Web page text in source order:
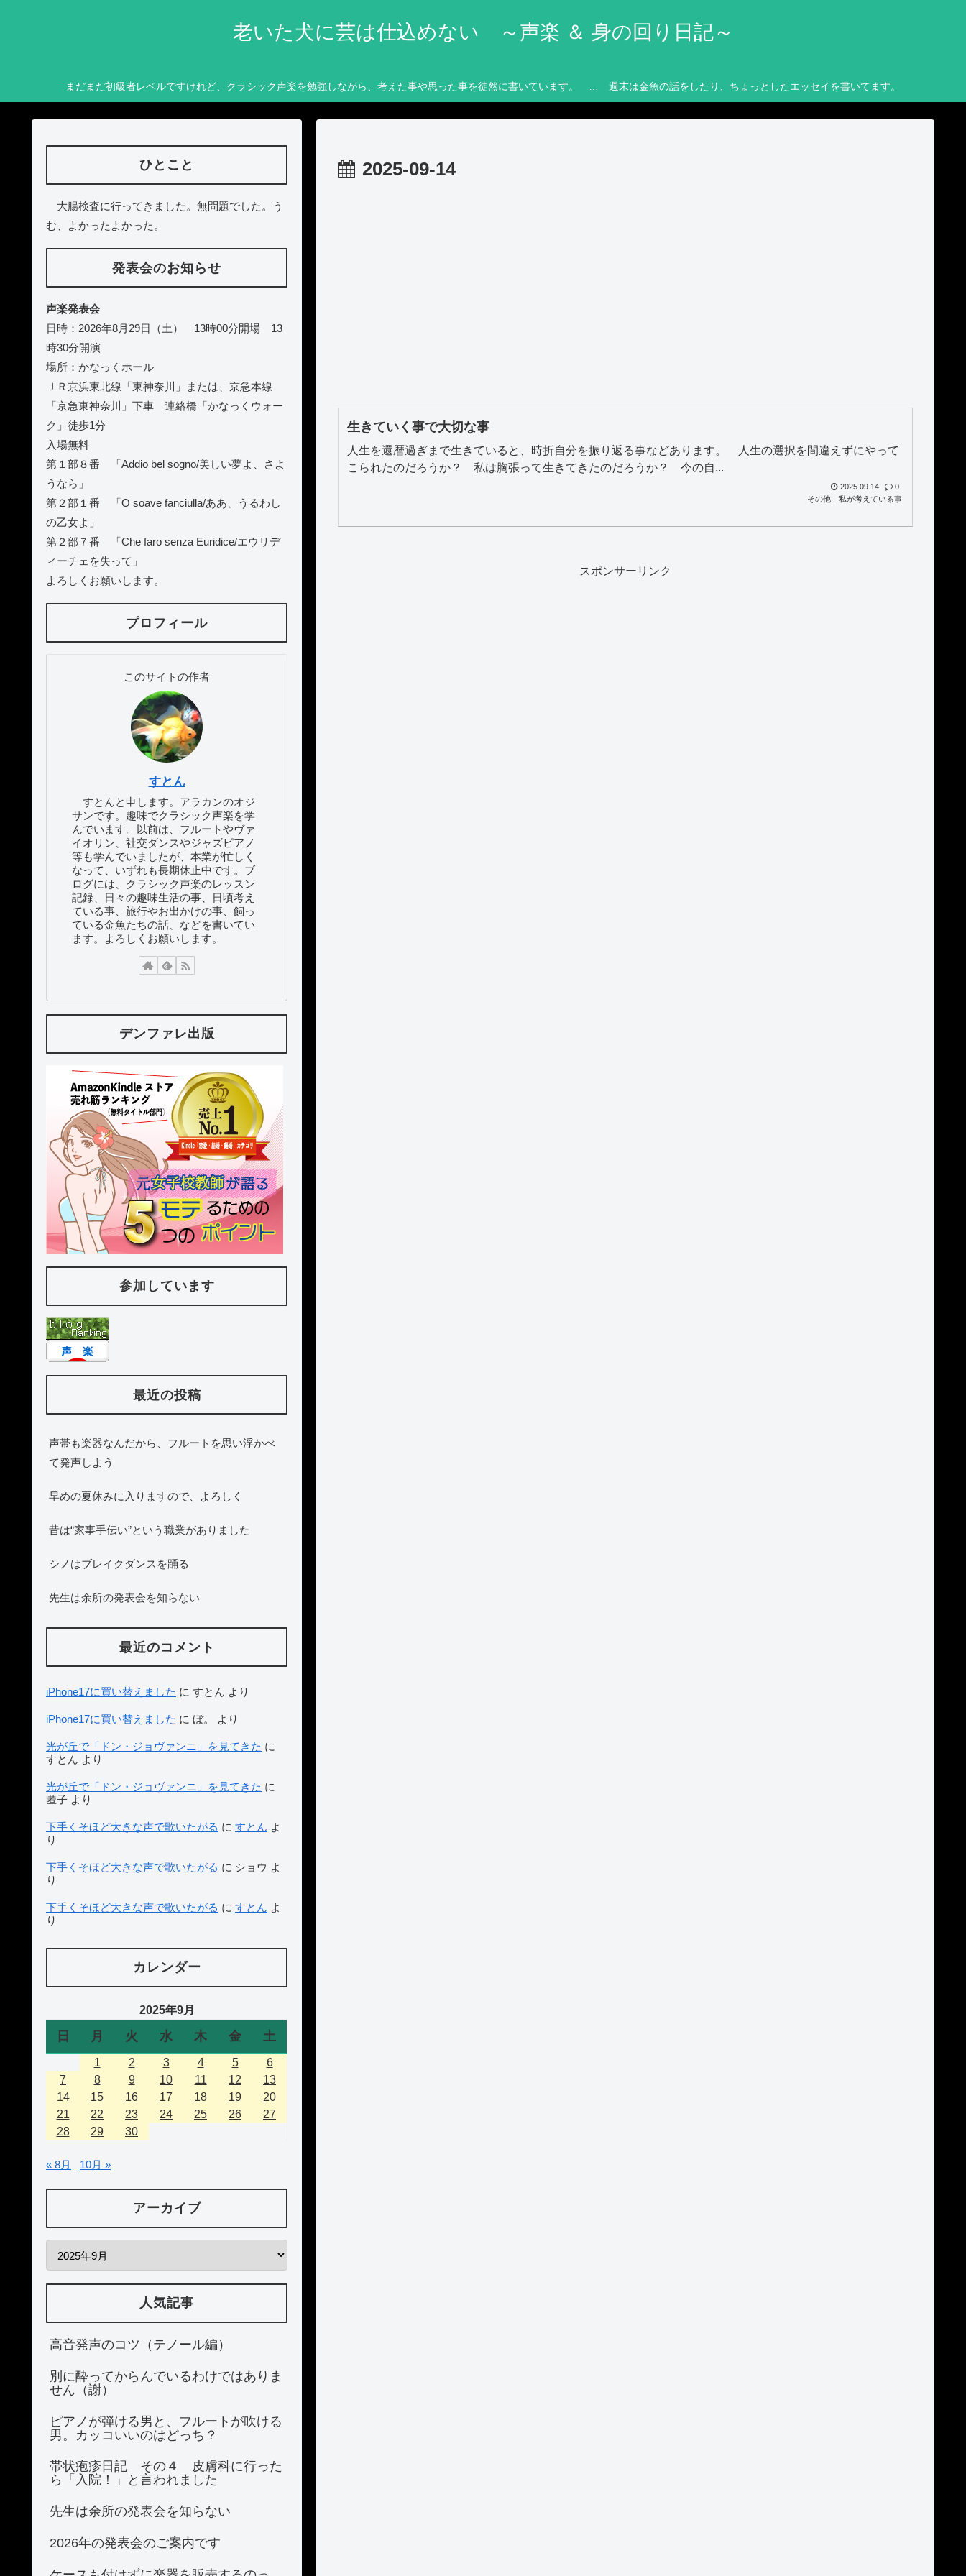
老いた犬に芸は仕込めない ～声楽 ＆ 身の回り日記～
まだまだ初級者レベルですけれど、クラシック声楽を勉強しながら、考えた事や思った事を徒然に書いています。 … 週末は金魚の話をしたり、ちょっとしたエッセイを書いてます。
2025-09-14
生きていく事で大切な事
人生を還暦過ぎまで生きていると、時折自分を振り返る事などあります。 人生の選択を間違えずにやって
こられたのだろうか？ 私は胸張って生きてきたのだろうか？ 今の自...
2025.09.14
0
その他
私が考えている事
スポンサーリンク
ひとこと
大腸検査に行ってきました。無問題でした。う
む、よかったよかった。
発表会のお知らせ
声楽発表会
日時：2026年8月29日（土） 13時00分開場 13
時30分開演
場所：かなっくホール
ＪＲ京浜東北線「東神奈川」または、京急本線
「京急東神奈川」下車 連絡橋「かなっくウォー
ク」徒歩1分
入場無料
第１部８番 「Addio bel sogno/美しい夢よ、さよ
うなら」
第２部１番 「O soave fanciulla/ああ、うるわし
の乙女よ」
第２部７番 「Che faro senza Euridice/エウリデ
ィーチェを失って」
よろしくお願いします。
プロフィール
このサイトの作者
すとん
すとんと申します。アラカンのオジ
サンです。趣味でクラシック声楽を学
んでいます。以前は、フルートやヴァ
イオリン、社交ダンスやジャズピアノ
等も学んでいましたが、本業が忙しく
なって、いずれも長期休止中です。ブ
ログには、クラシック声楽のレッスン
記録、日々の趣味生活の事、日頃考え
ている事、旅行やお出かけの事、飼っ
ている金魚たちの話、などを書いてい
ます。よろしくお願いします。
デンファレ出版
参加しています
最近の投稿
声帯も楽器なんだから、フルートを思い浮かべ
て発声しよう
早めの夏休みに入りますので、よろしく
昔は“家事手伝い”という職業がありました
シノはブレイクダンスを踊る
先生は余所の発表会を知らない
最近のコメント
iPhone17に買い替えました に すとん より
iPhone17に買い替えました に ぼ。 より
光が丘で「ドン・ジョヴァンニ」を見てきた に
すとん より
光が丘で「ドン・ジョヴァンニ」を見てきた に
匿子 より
下手くそほど大きな声で歌いたがる に すとん よ
り
下手くそほど大きな声で歌いたがる に ショウ よ
り
下手くそほど大きな声で歌いたがる に すとん よ
り
カレンダー
2025年9月
日 月 火 水 木 金 土
1 2 3 4 5
6
7
8 9 10 11 12
13
14
15 16 17 18 19
20
21
22 23 24 25 26
27
28
29 30
« 8月 10月 »
アーカイブ
人気記事
高音発声のコツ（テノール編）
別に酔ってからんでいるわけではありま
せん（謝）
ピアノが弾ける男と、フルートが吹ける
男。カッコいいのはどっち？
帯状疱疹日記 その４ 皮膚科に行った
ら「入院！」と言われました
先生は余所の発表会を知らない
2026年の発表会のご案内です